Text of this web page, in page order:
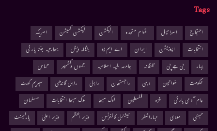
Tags
احتجاج اسرائیل اقوام متحدہ الیکشن الیکشن کمیشن
امریکہ
انتخابات
اپوزیشن ایران اے ایم یو بنگلہ دیش
بھارتیہ جنتا پارٹی
بہار
بی جے پی تلنگانہ جامعہ ملیہ اسلامیہ جموں وکشمیر
حماس
حکومت
خواتین دہلی راجستھان راہل راہل گاندھی
سپریم کورٹ
عام آدمی پارٹی
غزہ فلسطین لوک سبھا لوک سبھا انتخابات
مسلمان
ممبئی
مودی مہاراشٹر نیشنل کانفرنس وزیر اعظم وزیر اعلیٰ
پارلیمنٹ